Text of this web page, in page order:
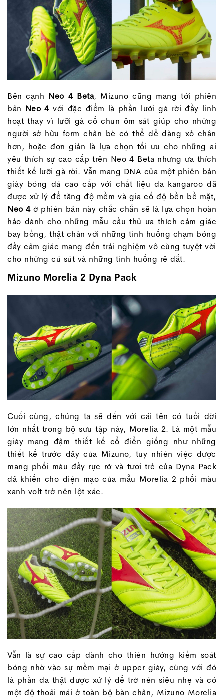
Bên cạnh Neo 4 Beta, Mizuno cũng mang tới phiên
bản Neo 4với đặc điểm là phần lưỡi gà rời đầy linh
hoạt thay vì lưỡi gà cổ chun ôm sát giúp cho những
người sở hữu form chân bè có thể dễ dàng xỏ chân
hơn, hoặc đơn giản là lựa chọn tối ưu cho những ai
yêu thích sự cao cấp trên Neo 4 Beta nhưng ưa thích
thiết kế lưỡi gà rời. Vẫn mang DNA của một phiên bản
giày bóng đá cao cấp với chất liệu da kangaroo đã
được xử lý để tăng độ mềm và gia cố độ bền bề mặt,
Neo 4ở phiên bản này chắc chắn sẽ là lựa chọn hoàn
hảo dành cho những mẫu cầu thủ ưa thích cảm giác
bay bổng, thật chân với những tình huống chạm bóng
đầy cảm giác mang đến trải nghiệm vô cùng tuyệt vời
cho những cú sút và những tình huống rê dắt.
Mizuno Morelia 2 Dyna Pack
Cuối cùng, chúng ta sẽ đến với cái tên có tuổi đời
lớn nhất trong bộ sưu tập này, Morelia 2. Là một mẫu
giày mang đậm thiết kế cổ điển giống như những
thiết kế trước đây của Mizuno, tuy nhiên việc được
mang phối màu đầy rực rỡ và tươi trẻ của Dyna Pack
đã khiến cho diện mạo của mẫu Morelia 2 phối màu
xanh volt trở nên lột xác.
Vẫn là sự cao cấp dành cho thiên hướng kiểm soát
bóng nhờ vào sự mềm mại ở upper giày, cùng với đó
là phần da thật được xử lý để trở nên siêu nhẹ và có
một độ thoải mái ở toàn bộ bàn chân, Mizuno Morelia